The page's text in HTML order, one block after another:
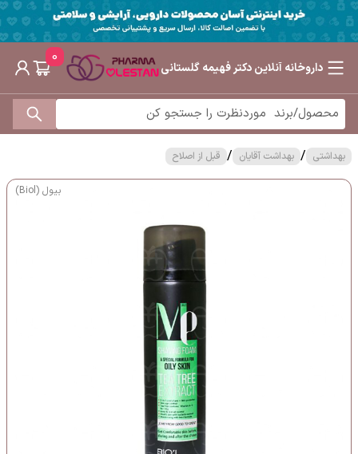
داروخانه آنلاین دکتر فهیمه گلستانی
0
بهداشتی / بهداشت آقایان / قبل از اصلاح
بیول (Biol)